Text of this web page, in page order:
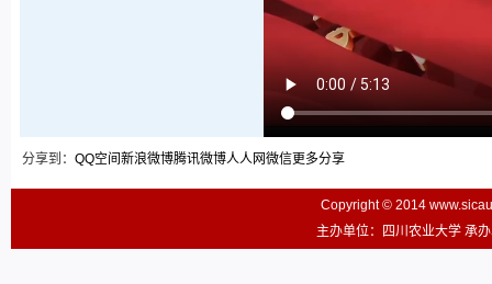
分享到： QQ空间 新浪微博腾讯微博人人网微信更多分享
Copyright © 2014
主办单位：四川农业大学 承